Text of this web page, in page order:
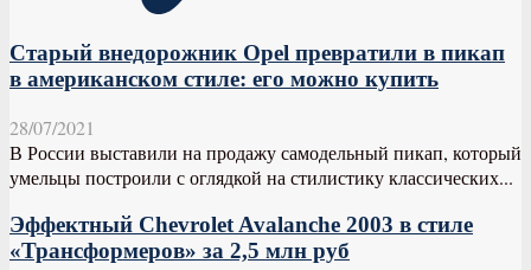
Старый внедорожник Opel превратили в пикап
в американском стиле: его можно купить
28/07/2021
В России выставили на продажу самодельный пикап, который
умельцы построили с оглядкой на стилистику классических...
Эффектный Chevrolet Avalanche 2003 в стиле
«Трансформеров» за 2,5 млн руб